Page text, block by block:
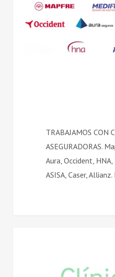
TRABAJAMOS CON
ASEGURADORAS.
Aura, Occident,
ASISA, Caser,